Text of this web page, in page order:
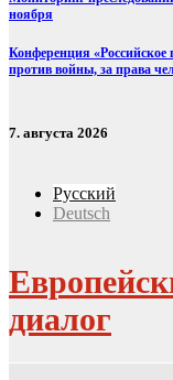
ноября
Конференция «Российское
против войны, за права
7. августа 2026
Русский
Deutsch
диалог